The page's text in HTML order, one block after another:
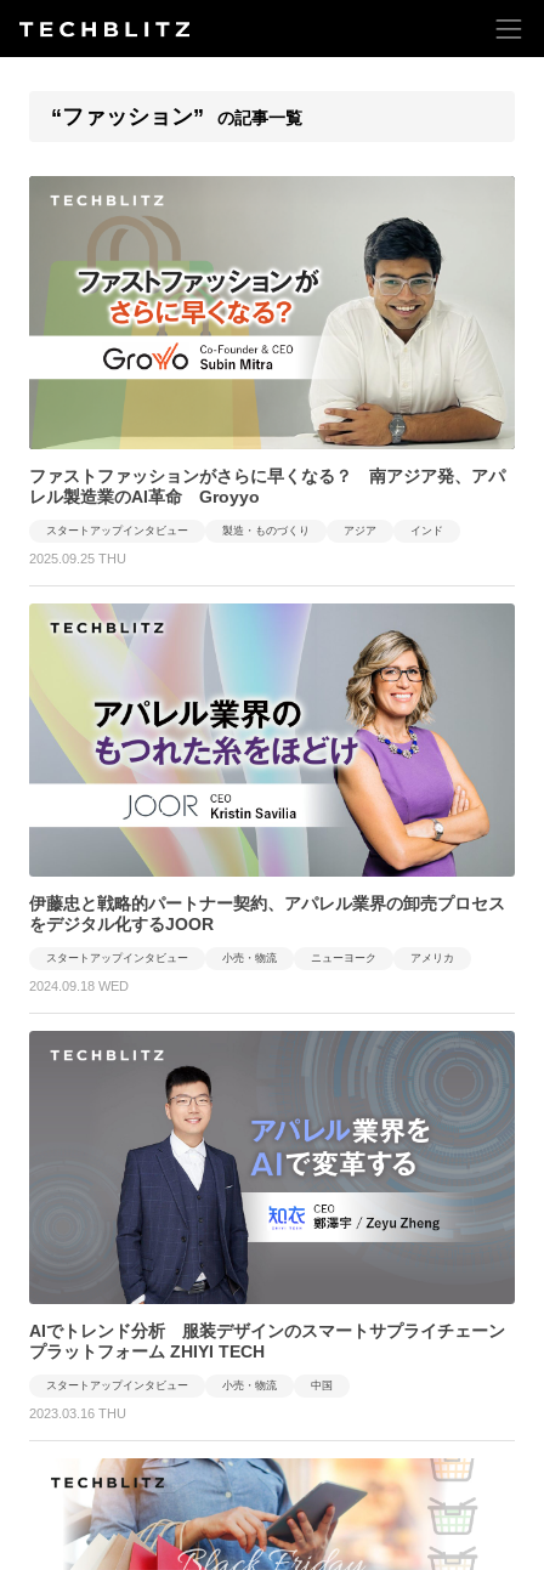
“ファッション” の記事一覧
ファストファッションがさらに早くなる？ 南アジア発、アパ
レル製造業のAI革命 Groyyo
スタートアップインタビュー 製造・ものづくり アジア インド
2025.09.25 THU
伊藤忠と戦略的パートナー契約、アパレル業界の卸売プロセス
をデジタル化するJOOR
スタートアップインタビュー 小売・物流 ニューヨーク アメリカ
2024.09.18 WED
AIでトレンド分析 服装デザインのスマートサプライチェーン
プラットフォーム ZHIYI TECH
スタートアップインタビュー 小売・物流 中国
2023.03.16 THU